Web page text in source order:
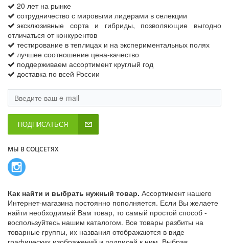
20 лет на рынке
сотрудничество с мировыми лидерами в селекции
эксклюзивные сорта и гибриды, позволяющие выгодно
отличаться от конкурентов
тестирование в теплицах и на экспериментальных полях
лучшее соотношение цена-качество
поддерживаем ассортимент круглый год
доставка по всей России
ПОДПИСАТЬСЯ
МЫ В СОЦСЕТЯХ
Как найти и выбрать нужный товар. Ассортимент нашего
Интернет-магазина постоянно пополняется. Если Вы желаете
найти необходимый Вам товар, то самый простой способ -
воспользуйтесь нашим каталогом. Все товары разбиты на
товарные группы, их названия отображаются в виде